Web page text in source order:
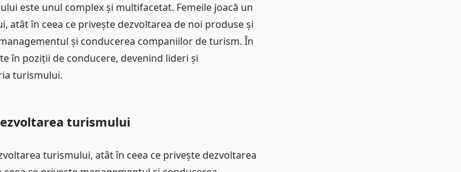
este unul complex și multifacetat. Femeile joacă un
atât în ceea ce privește dezvoltarea de noi produse și
și conducerea companiilor de turism. În
în poziții de conducere, devenind lideri și
turismului.
turismului
turismului, atât în ceea ce privește dezvoltarea